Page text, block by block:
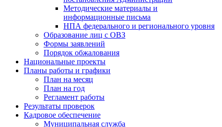
Методические материалы и
информационные письма
НПА федерального и регионального уровня
Образование лиц с ОВЗ
Формы заявлений
Порядок обжалования
Национальные проекты
Планы работы и графики
План на месяц
План на год
Регламент работы
Результаты проверок
Кадровое обеспечение
Муниципальная служба